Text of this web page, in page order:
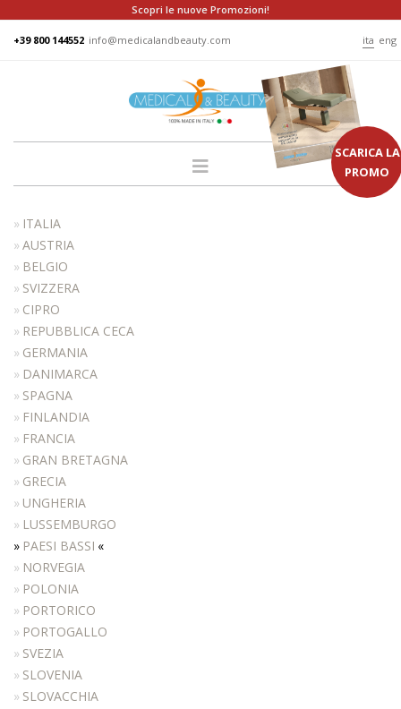
Scopri le nuove Promozioni!
+39 800 144552 info@medicalandbeauty.com ita eng
SCARICA LA
PROMO
AZIENDA
GRUPPO
PRODOTTI
LETTINI
PODO
POLTRONE
MANICURE
MAKEUP
RECEPTION
ATTESE
ACCESSORI
COLORI
REALIZZAZIONI
DISTRIBUTORI
DOWNLOAD
NEWS
CONTATTI
ITALIA
AUSTRIA
BELGIO
SVIZZERA
CIPRO
REPUBBLICA CECA
GERMANIA
DANIMARCA
SPAGNA
FINLANDIA
FRANCIA
GRAN BRETAGNA
GRECIA
UNGHERIA
LUSSEMBURGO
PAESI BASSI
NORVEGIA
POLONIA
PORTORICO
PORTOGALLO
SVEZIA
SLOVENIA
SLOVACCHIA